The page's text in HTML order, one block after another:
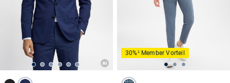
30%¹ Member Vorteil